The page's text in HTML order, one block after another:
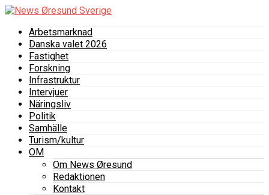
Arbetsmarknad
Danska valet 2026
Fastighet
Forskning
Infrastruktur
Intervjuer
Näringsliv
Politik
Samhälle
Turism/kultur
OM
Om News Øresund
Redaktionen
Kontakt